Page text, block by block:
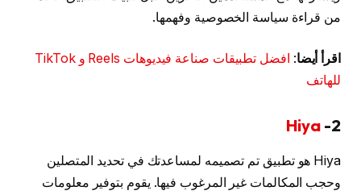
من قراءة سياسة الخصوصية وفهمها.
اقرأ أيضا:
افضل تطبيقات صناعة فيديوهات Reels و TikTok
للهاتف
2-
Hiya
Hiya هو تطبيق تم تصميمه لمساعدتك في تحديد المتصلين
وحجب المكالمات غير المرغوب فيها. يقوم بتوفير معلومات